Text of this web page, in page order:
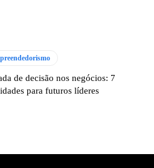
de decisão nos negócios: 7
para futuros líderes